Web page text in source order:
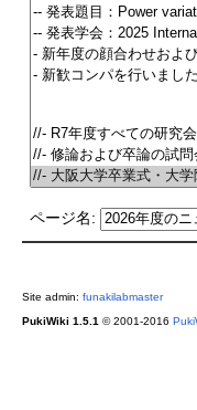
ページ名:
Site admin: funakilabmaster
PukiWiki 1.5.1 © 2001-2016